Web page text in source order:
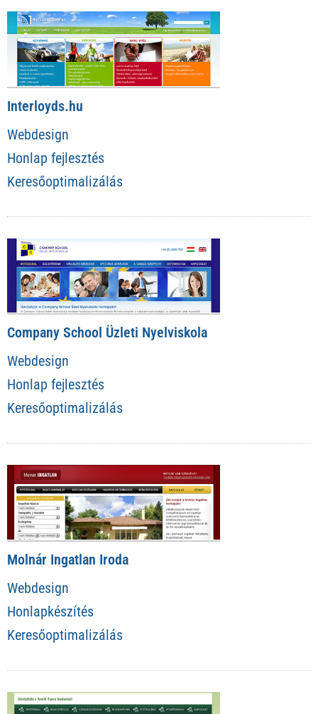
Interloyds.hu
Webdesign
Honlap fejlesztés
Keresőoptimalizálás
Company School Üzleti Nyelviskola
Webdesign
Honlap fejlesztés
Keresőoptimalizálás
Molnár Ingatlan Iroda
Webdesign
Honlapkészítés
Keresőoptimalizálás